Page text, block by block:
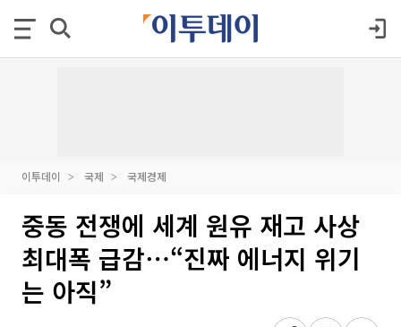
이투데이 국제 국제경제
중동 전쟁에 세계 원유 재고 사상
최대폭 급감⋯“진짜 에너지 위기
는 아직”